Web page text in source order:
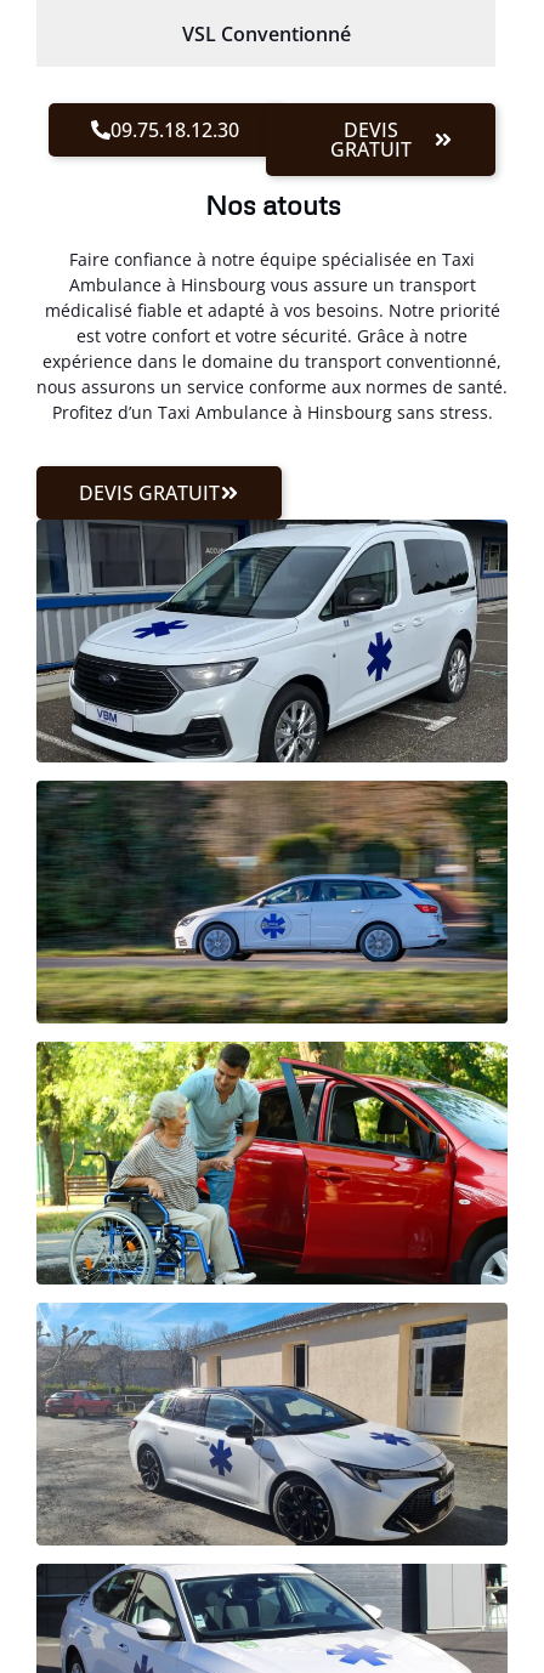
VSL Conventionné
09.75.18.12.30 DEVIS
GRATUIT
Nos atouts
Faire confiance à notre équipe spécialisée en Taxi
Ambulance à Hinsbourg vous assure un transport
médicalisé fiable et adapté à vos besoins. Notre priorité
est votre confort et votre sécurité. Grâce à notre
expérience dans le domaine du transport conventionné,
nous assurons un service conforme aux normes de santé.
Profitez d’un Taxi Ambulance à Hinsbourg sans stress.
DEVIS GRATUIT